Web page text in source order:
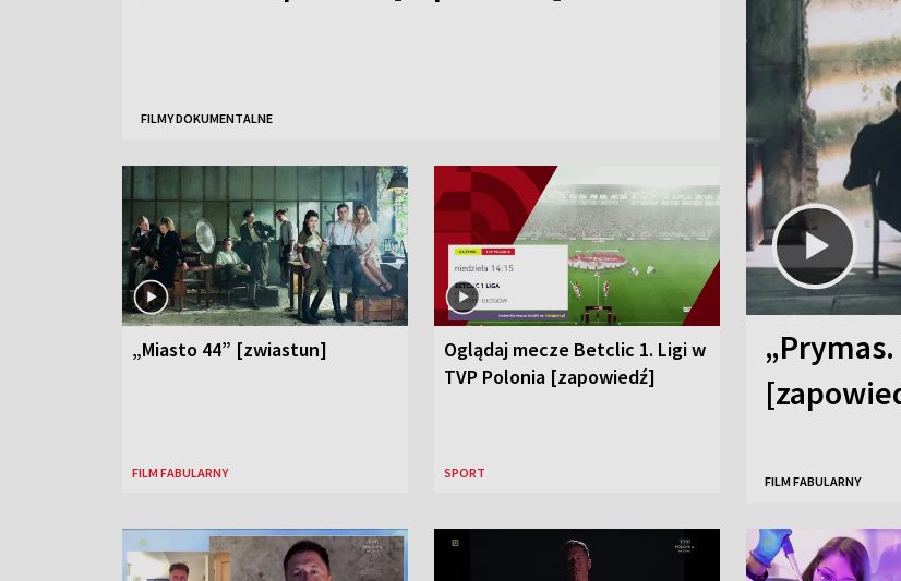
FILMY DOKUMENTALNE
„Miasto 44” [zwiastun]
FILM FABULARNY
Oglądaj mecze Betclic 1. Ligi w
TVP Polonia [zapowiedź]
SPORT
FILM FABULARNY